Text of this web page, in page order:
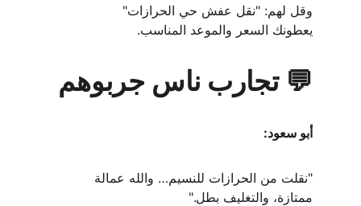
وقل لهم: "نقل عفش حي الحرازات"
يعطونك السعر والموعد المناسب.
💬 تجارب ناس جربوهم
أبو سعود:
"نقلت من الحرازات للنسيم… والله عمالة
ممتازة، والتغليف بطل."